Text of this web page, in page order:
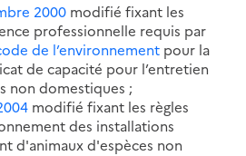
2000 modifié fixant les
professionnelle requis par
de l’environnement pour la
de capacité pour l’entretien
non domestiques ;
modifié fixant les règles
des installations
d'animaux d'espèces non